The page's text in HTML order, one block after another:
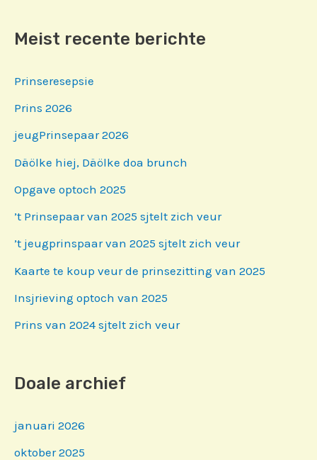
Meist recente berichte
Prinseresepsie
Prins 2026
jeugPrinsepaar 2026
Däölke hiej, Däölke doa brunch
Opgave optoch 2025
’t Prinsepaar van 2025 sjtelt zich veur
’t jeugprinspaar van 2025 sjtelt zich veur
Kaarte te koup veur de prinsezitting van 2025
Insjrieving optoch van 2025
Prins van 2024 sjtelt zich veur
Doale archief
januari 2026
oktober 2025